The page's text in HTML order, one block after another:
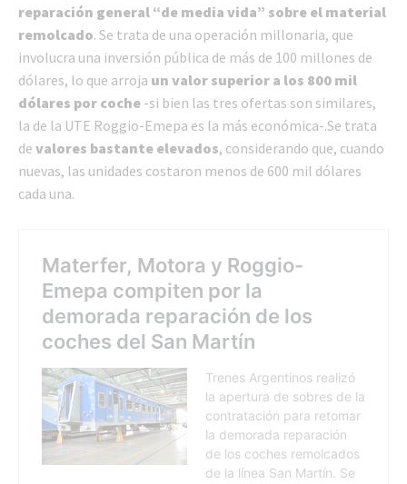
reparación general “de media vida” sobre el material
remolcado. Se trata de una operación millonaria, que
involucra una inversión pública de más de 100 millones de
dólares, lo que arroja un valor superior a los 800 mil
dólares por coche -si bien las tres ofertas son similares,
la de la UTE Roggio-Emepa es la más económica-.Se trata
de valores bastante elevados, considerando que, cuando
nuevas, las unidades costaron menos de 600 mil dólares
cada una.